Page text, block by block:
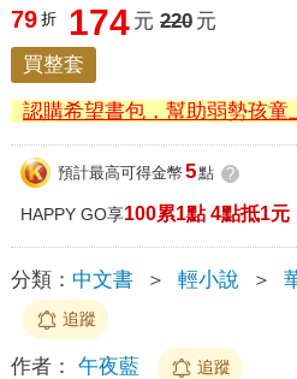
79 折 174 元 220 元
買整套
認購希望書包，幫助弱勢孩童
預計最高可得金幣 5點 ?
HAPPY GO享100累1點 4點抵1元
分類： 中文書 ＞ 輕小說 ＞
追蹤
作者： 午夜藍 追蹤